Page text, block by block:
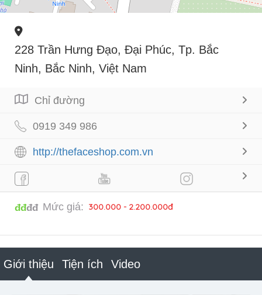
228 Trần Hưng Đạo, Đại Phúc, Tp. Bắc
Ninh, Bắc Ninh, Việt Nam
Chỉ đường
0919 349 986
http://thefaceshop.com.vn
đđđđ Mức giá: 300.000 - 2.200.000đ
Giới thiệu Tiện ích Video